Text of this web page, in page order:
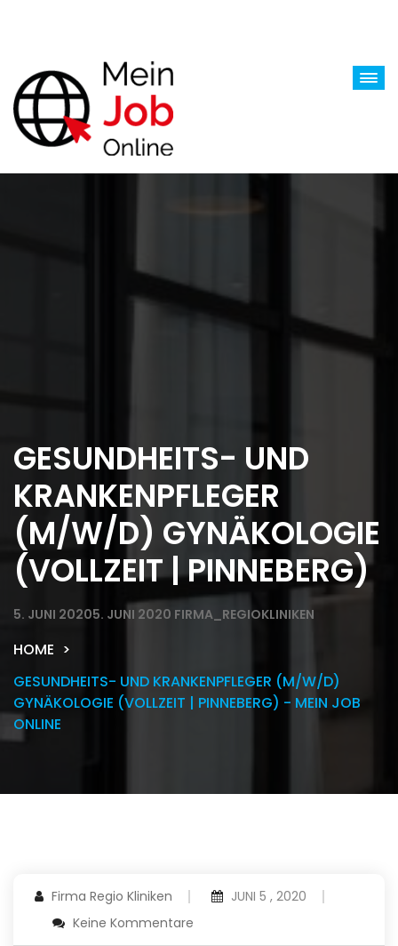
GESUNDHEITS- UND
KRANKENPFLEGER
(M/W/D) GYNÄKOLOGIE
(VOLLZEIT | PINNEBERG)
5. JUNI 20205. JUNI 2020 FIRMA_REGIOKLINIKEN
HOME
GESUNDHEITS- UND KRANKENPFLEGER (M/W/D)
GYNÄKOLOGIE (VOLLZEIT | PINNEBERG) - MEIN JOB
ONLINE
Firma Regio Kliniken
JUNI 5 , 2020
Keine Kommentare